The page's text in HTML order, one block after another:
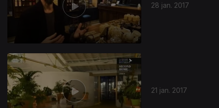
28 jan. 2017
21 jan. 2017